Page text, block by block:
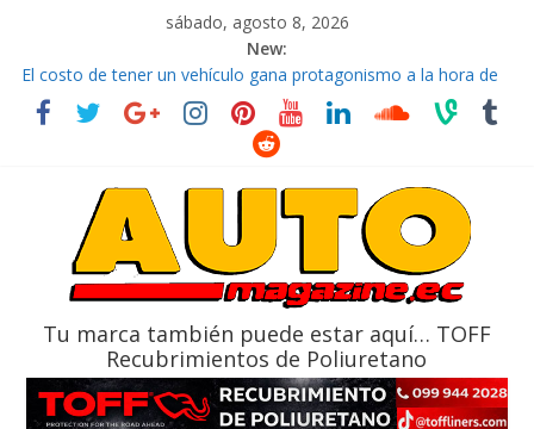
sábado, agosto 8, 2026
New:
El costo de tener un vehículo gana protagonismo a la hora de
decidir
Ultima película ‘Spider‑Man: Brand New Day’ pone en escena a
La Vuelta al Ecuador 2026, edición 47ª, recorre 7 provincias en 8
La FEDAK recibe 12 Sinotruk Bolden para cubrir las rutas de La
Tu marca también puede estar aquí… TOFF
Recubrimientos de Poliuretano